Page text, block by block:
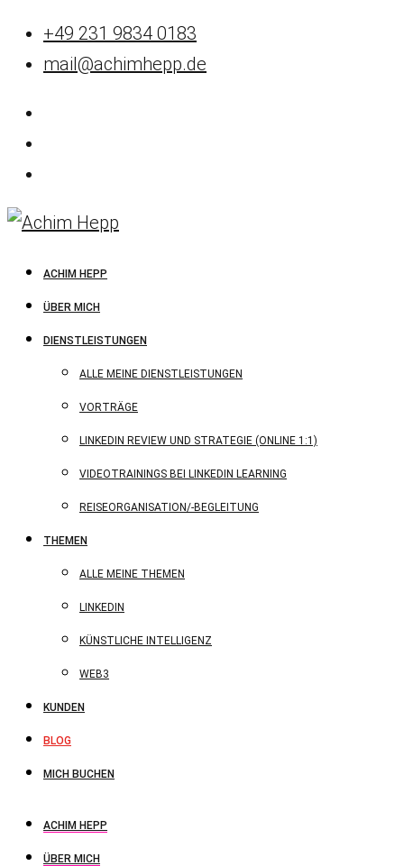
+49 231 9834 0183
mail@achimhepp.de
ACHIM HEPP
ÜBER MICH
DIENSTLEISTUNGEN
ALLE MEINE DIENSTLEISTUNGEN
VORTRÄGE
LINKEDIN REVIEW UND STRATEGIE (ONLINE 1:1)
VIDEOTRAININGS BEI LINKEDIN LEARNING
REISEORGANISATION/-BEGLEITUNG
THEMEN
ALLE MEINE THEMEN
LINKEDIN
KÜNSTLICHE INTELLIGENZ
WEB3
KUNDEN
BLOG
MICH BUCHEN
ACHIM HEPP
ÜBER MICH